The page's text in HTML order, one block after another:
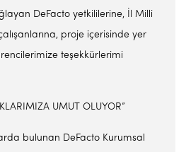
DeFacto yetkililerine, İl Milli
proje içerisinde yer
teşekkürlerimi
UMUT OLUYOR”
bulunan DeFacto Kurumsal